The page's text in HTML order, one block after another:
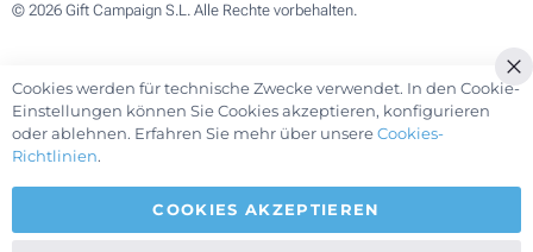
© 2026 Gift Campaign S.L. Alle Rechte vorbehalten.
Cookies werden für technische Zwecke verwendet. In den Cookie-
Einstellungen können Sie Cookies akzeptieren, konfigurieren
oder ablehnen. Erfahren Sie mehr über unsereCookies-
Richtlinien.
COOKIES AKZEPTIEREN